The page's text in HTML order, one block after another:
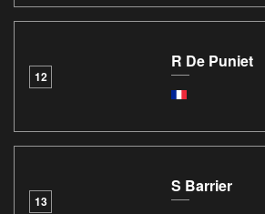
12
R De Puniet
13
S Barrier